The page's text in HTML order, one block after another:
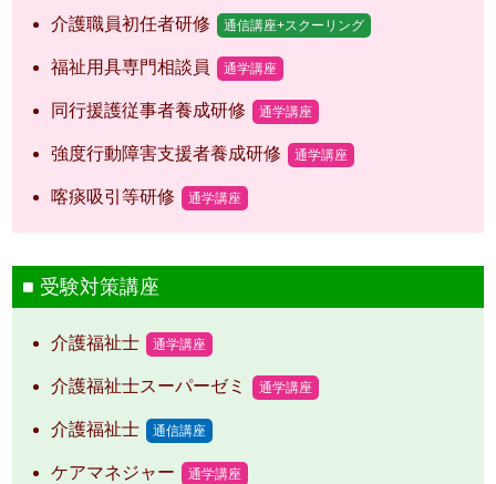
介護職員初任者研修 通信講座+スクーリング
福祉用具専門相談員 通学講座
同行援護従事者養成研修 通学講座
強度行動障害支援者養成研修 通学講座
喀痰吸引等研修 通学講座
受験対策講座
介護福祉士 通学講座
介護福祉士スーパーゼミ 通学講座
介護福祉士 通信講座
ケアマネジャー 通学講座